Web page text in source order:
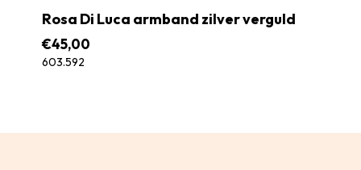
Rosa Di Luca armband zilver verguld
€45,00
603.592